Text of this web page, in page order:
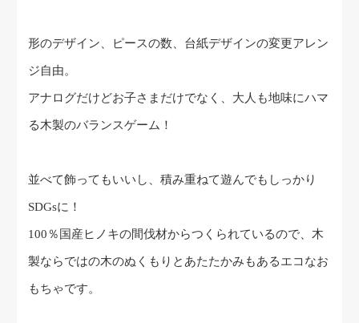
形のデザイン、ピースの数、台紙デザインの変更アレン
ジ自由。
アナログだけどお子さまだけでなく、大人も地味にハマ
る木製のバランスゲーム！
並べて飾ってもいいし、積み重ねて遊んでもしっかり
SDGsに！
100％国産ヒノキの間伐材からつくられているので、木
製ならではの木のぬくもりとあたたかみもあるエコなお
もちゃです。